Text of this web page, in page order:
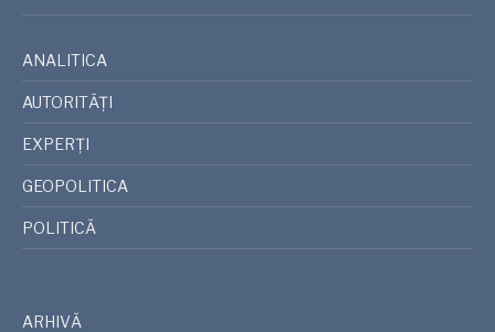
ANALITICA
AUTORITĂȚI
EXPERȚI
GEOPOLITICA
POLITICĂ
ARHIVĂ